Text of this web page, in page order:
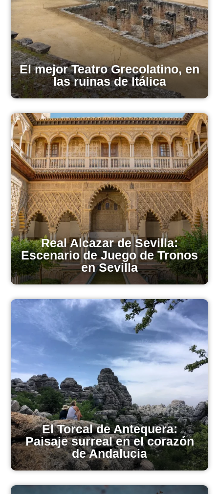
El mejor Teatro Grecolatino, en
las ruinas de Itálica
Real Alcazar de Sevilla:
Escenario de Juego de Tronos
en Sevilla
El Torcal de Antequera:
Paisaje surreal en el corazón
de Andalucia